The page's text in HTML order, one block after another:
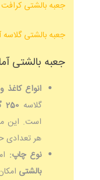
جعبه بالشتی کرافت
جعبه بالشتی گلاسه
جعبه بالشتی
انواع کاغذ
گلاسه 250 گرم
است. این
هر تعدادی حتی 1 عدد
نوع چاپ:
بالشتی